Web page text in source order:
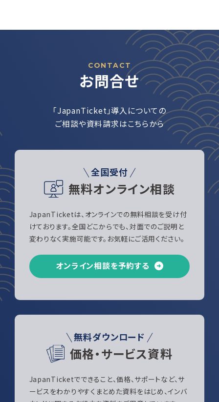
CONTACT
お問合せ
「JapanTicket」導入についての
ご相談や資料請求はこちらから
全国受付
無料オンライン相談
JapanTicketは、オンラインでの無料相談を受け付
けております。全国どこからでも、対面でのご説明と
変わりなく実施可能です。お気軽にご活用ください。
オンライン相談を予約する
無料ダウンロード
価格・サービス資料
JapanTicketでできること、価格、サポートなど、サ
ービスをわかりやすくまとめた資料をはじめ、インバ